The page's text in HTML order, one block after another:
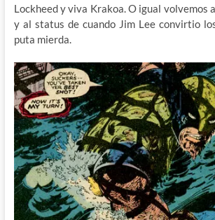
Lockheed y viva Krakoa. O igual volvemos
y al status de cuando Jim Lee convirtio
puta mierda.